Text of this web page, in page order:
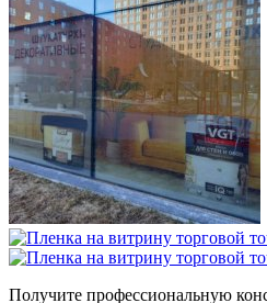
Получите профессиональную